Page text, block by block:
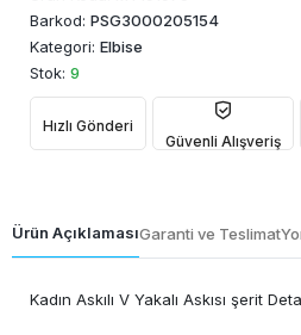
Barkod: PSG3000205154
Kategori: Elbise
Stok: 9
Hızlı Gönderi
Güvenli Alışveriş
Ürün AçıklamasıGaranti ve Teslimat
Kadın Askılı V Yakalı Askısı şerit